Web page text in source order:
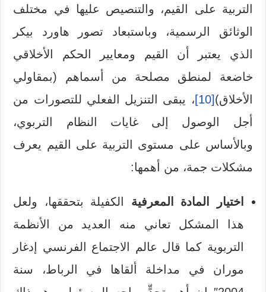
التربية على القيم، والتنصيص عليها في مختلف
الوثائق الرسمية، وباستبعاد تصور هاورد بيكر
الذي يعتبر أن القيم ومعايير الحكم الأخلاقي
خاضعة لمنطق مصلحة من أسماهم (بمقاولي
الأخلاق)[10]
، يبقى التنزيل الفعلي للتصورات من
أجل الوصول إلى غايات النظام التربوي،
وبالأساس على مستوى التربية على القيم يعرف
مشكلات جمة، من أهمها:
اختيار المادة المعرفية الكفيلة بتحققها، ولعل
هذا المشكل تعاني منه العديد من الأنظمة
التربوية كما قال عالم الاجتماع الفرنسي إدغار
موران في مداخلة ألقاها في الرباط، سنة